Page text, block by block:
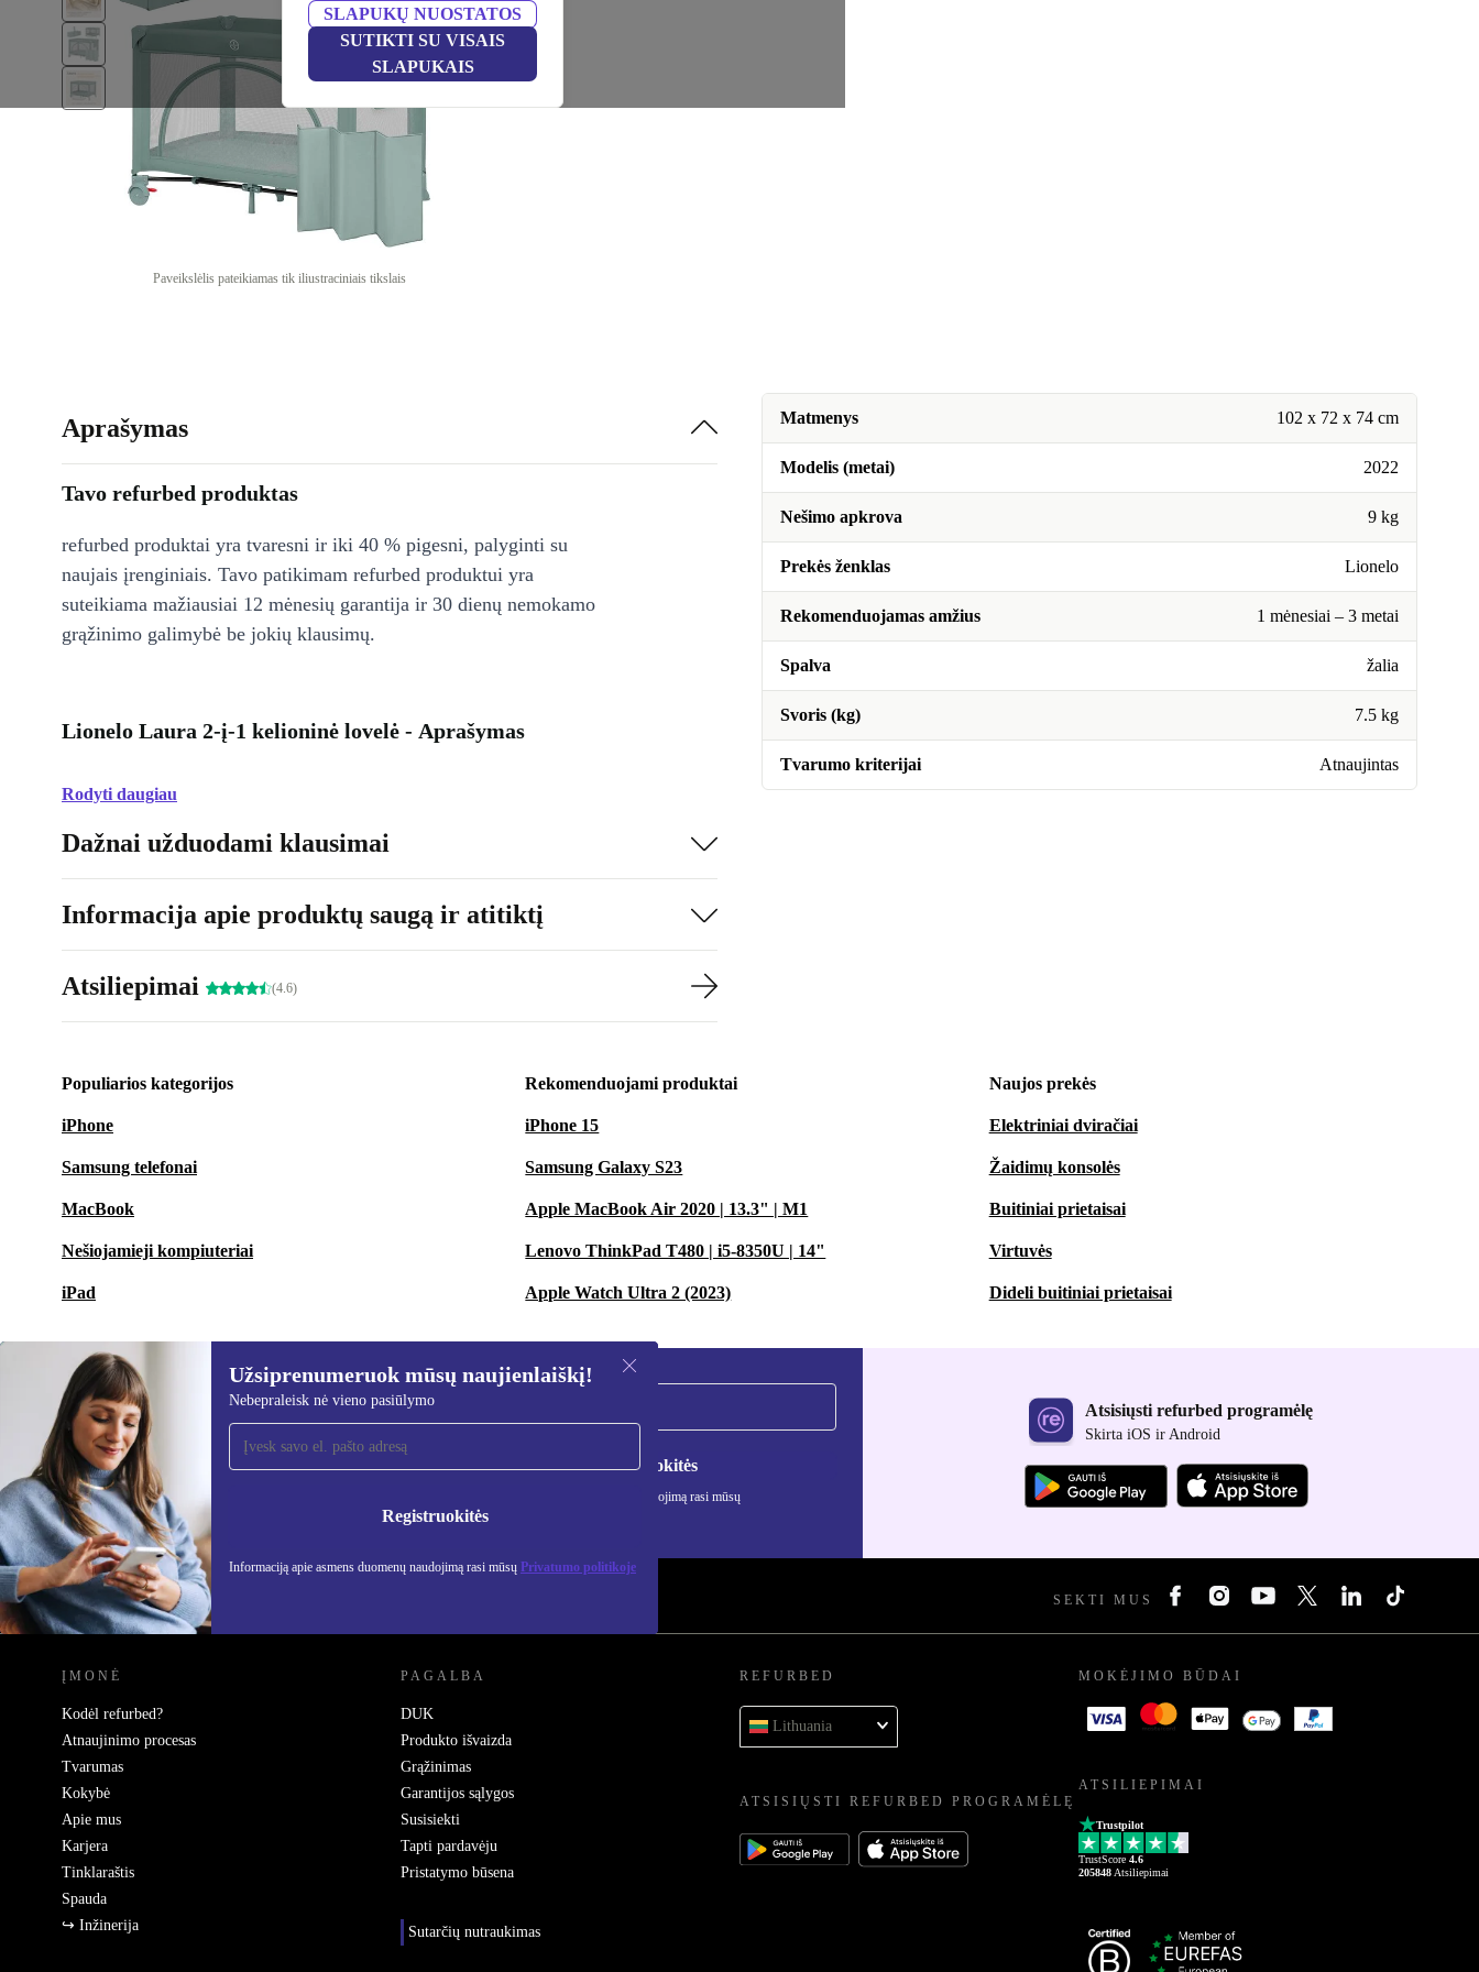
SLAPUKŲ NUOSTATOS
SUTIKTI SU VISAIS
SLAPUKAIS
Paveikslėlis pateikiamas tik iliustraciniais tikslais
Matmenys 102 x 72 x 74 cm
Modelis (metai) 2022
Nešimo apkrova 9 kg
Prekės ženklas Lionelo
Rekomenduojamas amžius 1 mėnesiai – 3 metai
Spalva žalia
Svoris (kg) 7.5 kg
Tvarumo kriterijai Atnaujintas
Aprašymas
Tavo refurbed produktas
refurbed produktai yra tvaresni ir iki 40 % pigesni, palyginti su
naujais įrenginiais. Tavo patikimam refurbed produktui yra
suteikiama mažiausiai 12 mėnesių garantija ir 30 dienų nemokamo
grąžinimo galimybė be jokių klausimų.
Lionelo Laura 2-į-1 kelioninė lovelė - Aprašymas
Rodyti daugiau
Dažnai užduodami klausimai
Informacija apie produktų saugą ir atitiktį
Atsiliepimai (4.6)
Populiarios kategorijos
iPhone
Samsung telefonai
MacBook
Nešiojamieji kompiuteriai
iPad
Rekomenduojami produktai
iPhone 15
Samsung Galaxy S23
Apple MacBook Air 2020 | 13.3" | M1
Lenovo ThinkPad T480 | i5-8350U | 14"
Apple Watch Ultra 2 (2023)
Naujos prekės
Elektriniai dviračiai
Žaidimų konsolės
Buitiniai prietaisai
Virtuvės
Dideli buitiniai prietaisai
Užsiprenumeruok mūsų naujienlaiškį!
Nebepraleisk nė vieno pasiūlymo
Registruokitės
Informaciją apie asmens duomenų naudojimą rasi mūsų Privatumo politikoje
Užsiprenumeruok mūsų
naujienlaiškį!
Nebepraleisk nė vieno pasiūlymo.
Registruokitės
Informaciją apie asmens duomenų naudojimą rasi mūsų
Privatumo politikoje
Atsisiųsti refurbed programėlę
Skirta iOS ir Android
REFURBED LIETUVA - RETHINK NEW. SEKTI MUS
ĮMONĖ
Kodėl refurbed?
Atnaujinimo procesas
Tvarumas
Kokybė
Apie mus
Karjera
Tinklaraštis
Spauda
↪ Inžinerija
PAGALBA
DUK
Produkto išvaizda
Grąžinimas
Garantijos sąlygos
Susisiekti
Tapti pardavėju
Pristatymo būsena
Sutarčių nutraukimas
REFURBED
Lithuania
ATSISIŲSTI REFURBED PROGRAMĖLĘ
MOKĖJIMO BŪDAI
ATSILIEPIMAI
Trustpilot
TrustScore 4.6
205848 Atsiliepimai